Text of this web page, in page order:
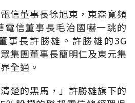
信董事長徐旭東，東森寬頻
電信董事長毛治國嚇一跳的
事長許勝雄。許勝雄的3G
集團董事長簡明仁及東元集
全通。
楚的黑馬，」許勝雄旗下的